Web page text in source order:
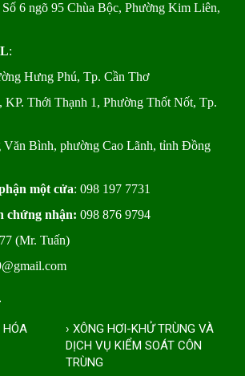
Số 6 ngõ 95 Chùa Bộc, Phường Kim Liên,
:
Hưng Phú, Tp. Cần Thơ
KP. Thới Thạnh 1, Phường Thốt Nốt, Tp.
Văn Bình, phường Cao Lãnh, tỉnh Đồng
một cửa: 098 197 7731
chứng nhận: 098 876 9794
(Mr. Tuấn)
HÓA
› XÔNG HƠI-KHỬ TRÙNG VÀ
DỊCH VỤ KIỂM SOÁT CÔN
TRÙNG